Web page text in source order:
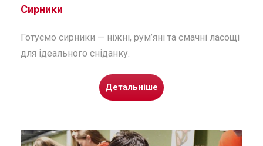
Сирники
Готуємо сирники — ніжні, рум’яні та смачні ласощі
для ідеального сніданку.
Детальніше